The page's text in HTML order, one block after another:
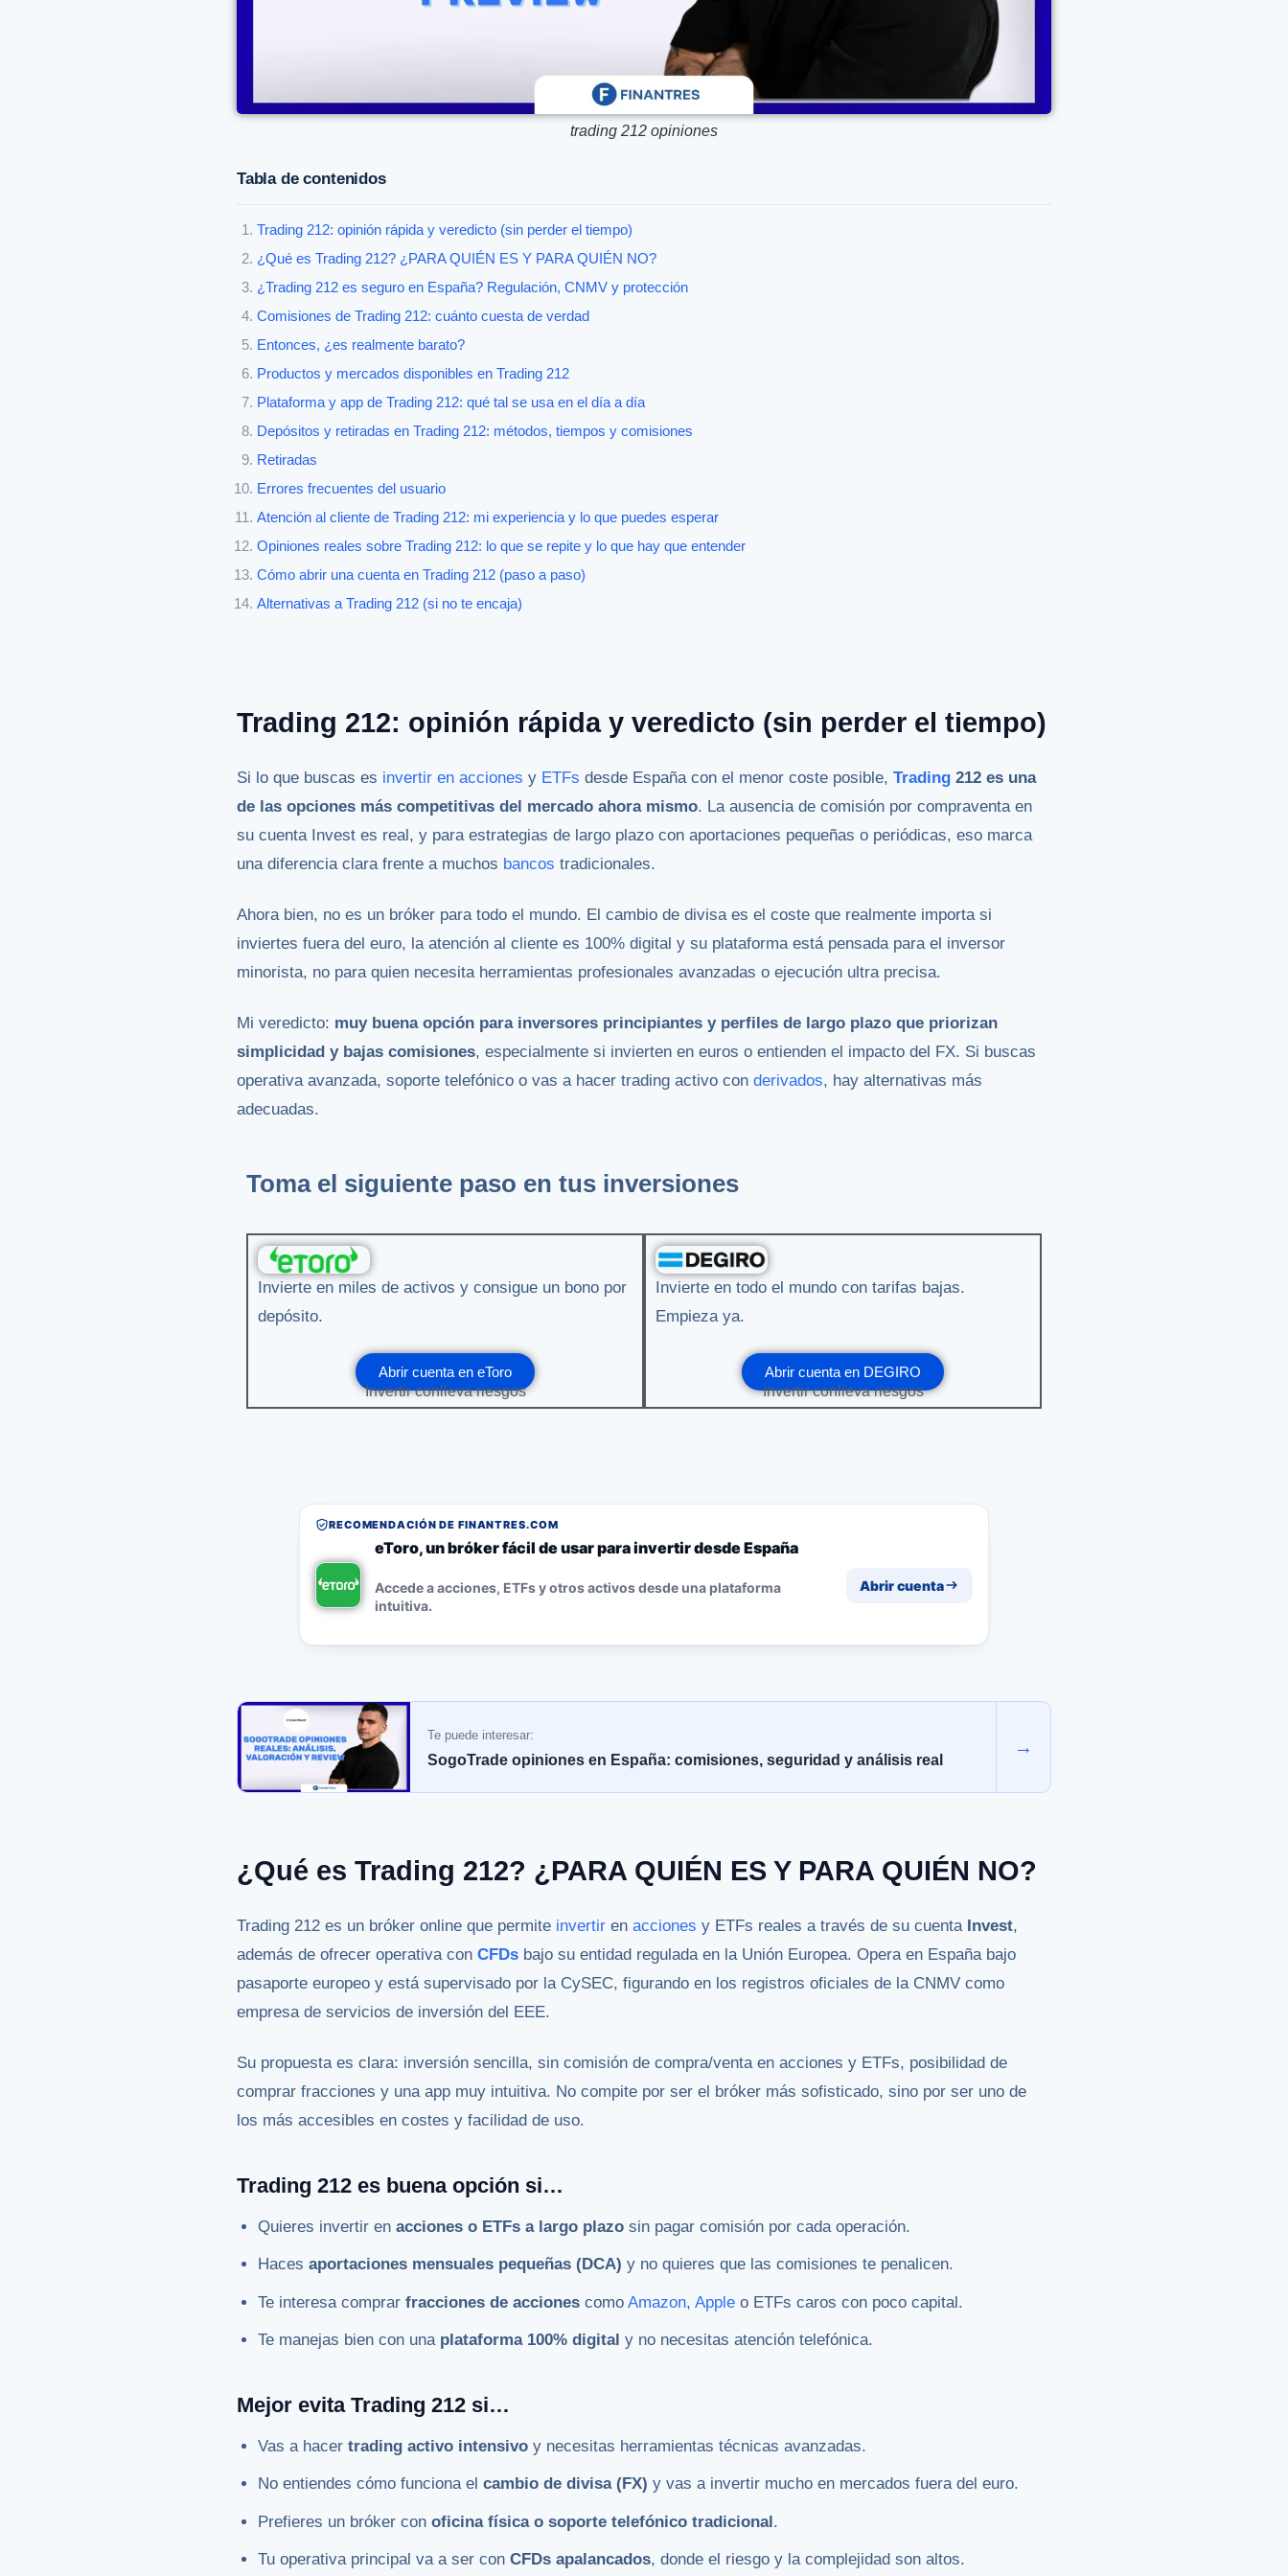
trading 212 opiniones
Tabla de contenidos
Trading 212: opinión rápida y veredicto (sin perder el tiempo)
¿Qué es Trading 212? ¿PARA QUIÉN ES Y PARA QUIÉN NO?
¿Trading 212 es seguro en España? Regulación, CNMV y protección
Comisiones de Trading 212: cuánto cuesta de verdad
Entonces, ¿es realmente barato?
Productos y mercados disponibles en Trading 212
Plataforma y app de Trading 212: qué tal se usa en el día a día
Depósitos y retiradas en Trading 212: métodos, tiempos y comisiones
Retiradas
Errores frecuentes del usuario
Atención al cliente de Trading 212: mi experiencia y lo que puedes esperar
Opiniones reales sobre Trading 212: lo que se repite y lo que hay que entender
Cómo abrir una cuenta en Trading 212 (paso a paso)
Alternativas a Trading 212 (si no te encaja)
Trading 212: opinión rápida y veredicto (sin perder el tiempo)
Si lo que buscas es invertir en acciones y ETFs desde España con el menor coste posible, Trading 212 es una
de las opciones más competitivas del mercado ahora mismo. La ausencia de comisión por compraventa en
su cuenta Invest es real, y para estrategias de largo plazo con aportaciones pequeñas o periódicas, eso marca
una diferencia clara frente a muchos bancos tradicionales.
Ahora bien, no es un bróker para todo el mundo. El cambio de divisa es el coste que realmente importa si
inviertes fuera del euro, la atención al cliente es 100% digital y su plataforma está pensada para el inversor
minorista, no para quien necesita herramientas profesionales avanzadas o ejecución ultra precisa.
Mi veredicto: muy buena opción para inversores principiantes y perfiles de largo plazo que priorizan
simplicidad y bajas comisiones, especialmente si invierten en euros o entienden el impacto del FX. Si buscas
operativa avanzada, soporte telefónico o vas a hacer trading activo con derivados, hay alternativas más
adecuadas.
Toma el siguiente paso en tus inversiones
Invierte en miles de activos y consigue un bono por
depósito.
Abrir cuenta en eToro
Invertir conlleva riesgos
Invierte en todo el mundo con tarifas bajas.
Empieza ya.
Abrir cuenta en DEGIRO
Invertir conlleva riesgos
RECOMENDACIÓN DE FINANTRES.COM
eToro, un bróker fácil de usar para invertir desde España
Accede a acciones, ETFs y otros activos desde una plataforma
intuitiva.
Abrir cuenta
Te puede interesar:
SogoTrade opiniones en España: comisiones, seguridad y análisis real
→
¿Qué es Trading 212? ¿PARA QUIÉN ES Y PARA QUIÉN NO?
Trading 212 es un bróker online que permite invertir en acciones y ETFs reales a través de su cuenta Invest,
además de ofrecer operativa con CFDs bajo su entidad regulada en la Unión Europea. Opera en España bajo
pasaporte europeo y está supervisado por la CySEC, figurando en los registros oficiales de la CNMV como
empresa de servicios de inversión del EEE.
Su propuesta es clara: inversión sencilla, sin comisión de compra/venta en acciones y ETFs, posibilidad de
comprar fracciones y una app muy intuitiva. No compite por ser el bróker más sofisticado, sino por ser uno de
los más accesibles en costes y facilidad de uso.
Trading 212 es buena opción si…
Quieres invertir enacciones o ETFs a largo plazo sin pagar comisión por cada operación.
Hacesaportaciones mensuales pequeñas (DCA) y no quieres que las comisiones te penalicen.
Te interesa comprarfracciones de acciones comoAmazon,Apple o ETFs caros con poco capital.
Te manejas bien con una plataforma 100% digital y no necesitas atención telefónica.
Mejor evita Trading 212 si…
Vas a hacertrading activo intensivo y necesitas herramientas técnicas avanzadas.
No entiendes cómo funciona elcambio de divisa (FX) y vas a invertir mucho en mercados fuera del euro.
Prefieres un bróker conoficina física o soporte telefónico tradicional.
Tu operativa principal va a ser conCFDs apalancados, donde el riesgo y la complejidad son altos.